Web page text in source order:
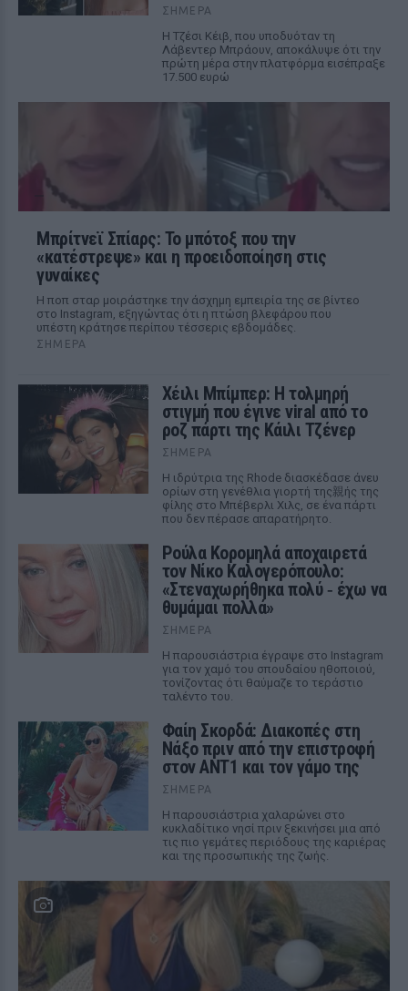
ΣΉΜΕΡΑ
Η Τζέσι Κέιβ, που υποδυόταν τη
Λάβεντερ Μπράουν, αποκάλυψε ότι την
πρώτη μέρα στην πλατφόρμα εισέπραξε
17.500 ευρώ
Μπρίτνεϊ Σπίαρς: Το μπότοξ που την
«κατέστρεψε» και η προειδοποίηση στις
γυναίκες
Η ποπ σταρ μοιράστηκε την άσχημη εμπειρία της σε βίντεο
στο Instagram, εξηγώντας ότι η πτώση βλεφάρου που
υπέστη κράτησε περίπου τέσσερις εβδομάδες.
ΣΉΜΕΡΑ
Χέιλι Μπίμπερ: Η τολμηρή
στιγμή που έγινε viral από το
ροζ πάρτι της Κάιλι Τζένερ
ΣΉΜΕΡΑ
Η ιδρύτρια της Rhode διασκέδασε άνευ
ορίων στη γενέθλια γιορτή της親ής της
φίλης στο Μπέβερλι Χιλς, σε ένα πάρτι
που δεν πέρασε απαρατήρητο.
Ρούλα Κορομηλά αποχαιρετά
τον Νίκο Καλογερόπουλο:
«Στεναχωρήθηκα πολύ ‑ έχω να
θυμάμαι πολλά»
ΣΉΜΕΡΑ
Η παρουσιάστρια έγραψε στο Instagram
για τον χαμό του σπουδαίου ηθοποιού,
τονίζοντας ότι θαύμαζε το τεράστιο
ταλέντο του.
Φαίη Σκορδά: Διακοπές στη
Νάξο πριν από την επιστροφή
στον ΑΝΤ1 και τον γάμο της
ΣΉΜΕΡΑ
Η παρουσιάστρια χαλαρώνει στο
κυκλαδίτικο νησί πριν ξεκινήσει μια από
τις πιο γεμάτες περιόδους της καριέρας
και της προσωπικής της ζωής.